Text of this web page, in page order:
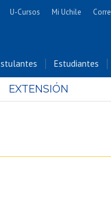
y Matemáticas
Farmacéuticas
en Educación
U-Cursos Mi Uchile
Estudiantes
EXTENSIÓN